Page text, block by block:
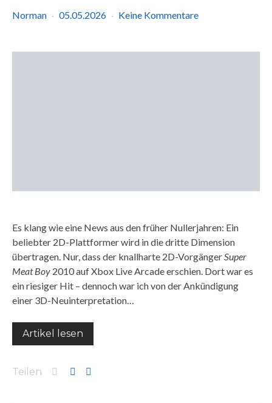
Norman 05.05.2026 Keine Kommentare
Es klang wie eine News aus den früher Nullerjahren: Ein
beliebter 2D-Plattformer wird in die dritte Dimension
übertragen. Nur, dass der knallharte 2D-Vorgänger Super
Meat Boy 2010 auf Xbox Live Arcade erschien. Dort war es
ein riesiger Hit – dennoch war ich von der Ankündigung
einer 3D-Neuinterpretation…
Artikel lesen
Teilen